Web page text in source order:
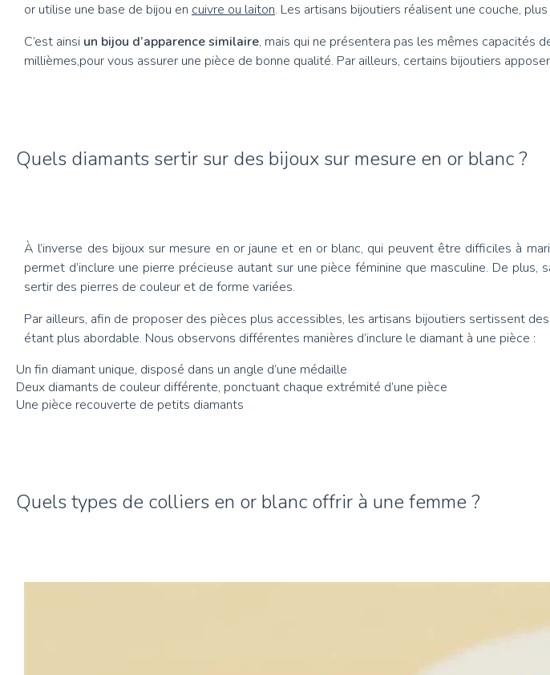
or utilise une base de bijou en cuivre ou laiton. Les artisans bijoutiers réalisent une couche,
C’est ainsi un bijou d’apparence similaire, mais qui ne présentera pas les mêmes capacités
millièmes,pour vous assurer une pièce de bonne qualité. Par ailleurs, certains bijoutiers
Quels diamants sertir sur des bijoux sur mesure en or blanc ?
À l’inverse des bijoux sur mesure en or jaune et en or blanc, qui peuvent être difficiles à
permet d’inclure une pierre précieuse autant sur une pièce féminine que masculine. De
sertir des pierres de couleur et de forme variées.
Par ailleurs, afin de proposer des pièces plus accessibles, les artisans bijoutiers sertissent
étant plus abordable. Nous observons différentes manières d’inclure le diamant à une pièce :
Un fin diamant unique, disposé dans un angle d’une médaille
Deux diamants de couleur différente, ponctuant chaque extrémité d’une pièce
Une pièce recouverte de petits diamants
Quels types de colliers en or blanc offrir à une femme ?